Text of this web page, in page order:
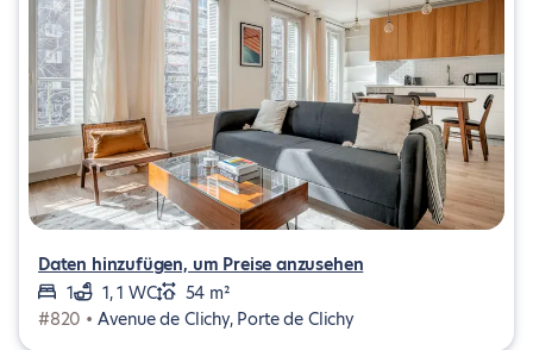
Daten hinzufügen, um Preise anzusehen
1
1, 1 WC
54 m²
#820 • Avenue de Clichy, Porte de Clichy